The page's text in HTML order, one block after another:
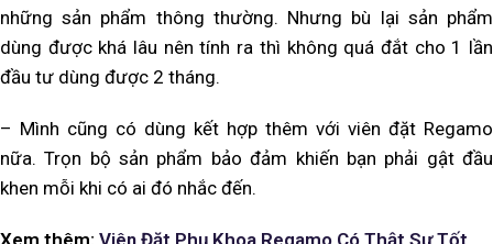
những sản phẩm thông thường. Nhưng bù lại sản phẩm
dùng được khá lâu nên tính ra thì không quá đắt cho 1 lần
đầu tư dùng được 2 tháng.
– Mình cũng có dùng kết hợp thêm với viên đặt Regamo
nữa. Trọn bộ sản phẩm bảo đảm khiến bạn phải gật đầu
khen mỗi khi có ai đó nhắc đến.
Xem thêm: Viên Đặt Phụ Khoa Regamo Có Thật Sự Tốt